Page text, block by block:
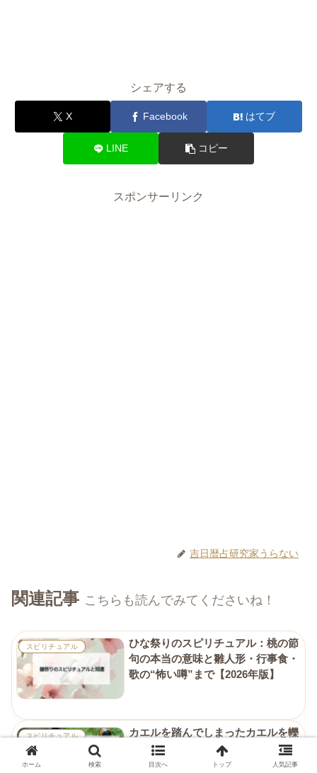
シェアする
X Facebook はてブ
LINE コピー
スポンサーリンク
吉日暦占研究家うらない
関連記事 こちらも読んでみてくださいね！
スピリチュアル
ひな祭りのスピリチュアル：桃の節
句の本当の意味と雛人形・行事食・
歌の“怖い噂”まで【2026年版】
スピリチュアル
カエルを踏んでしまったカエルを轢
いたスピリチュアルメッセージ
ホーム 検索 目次へ トップ 人気記事